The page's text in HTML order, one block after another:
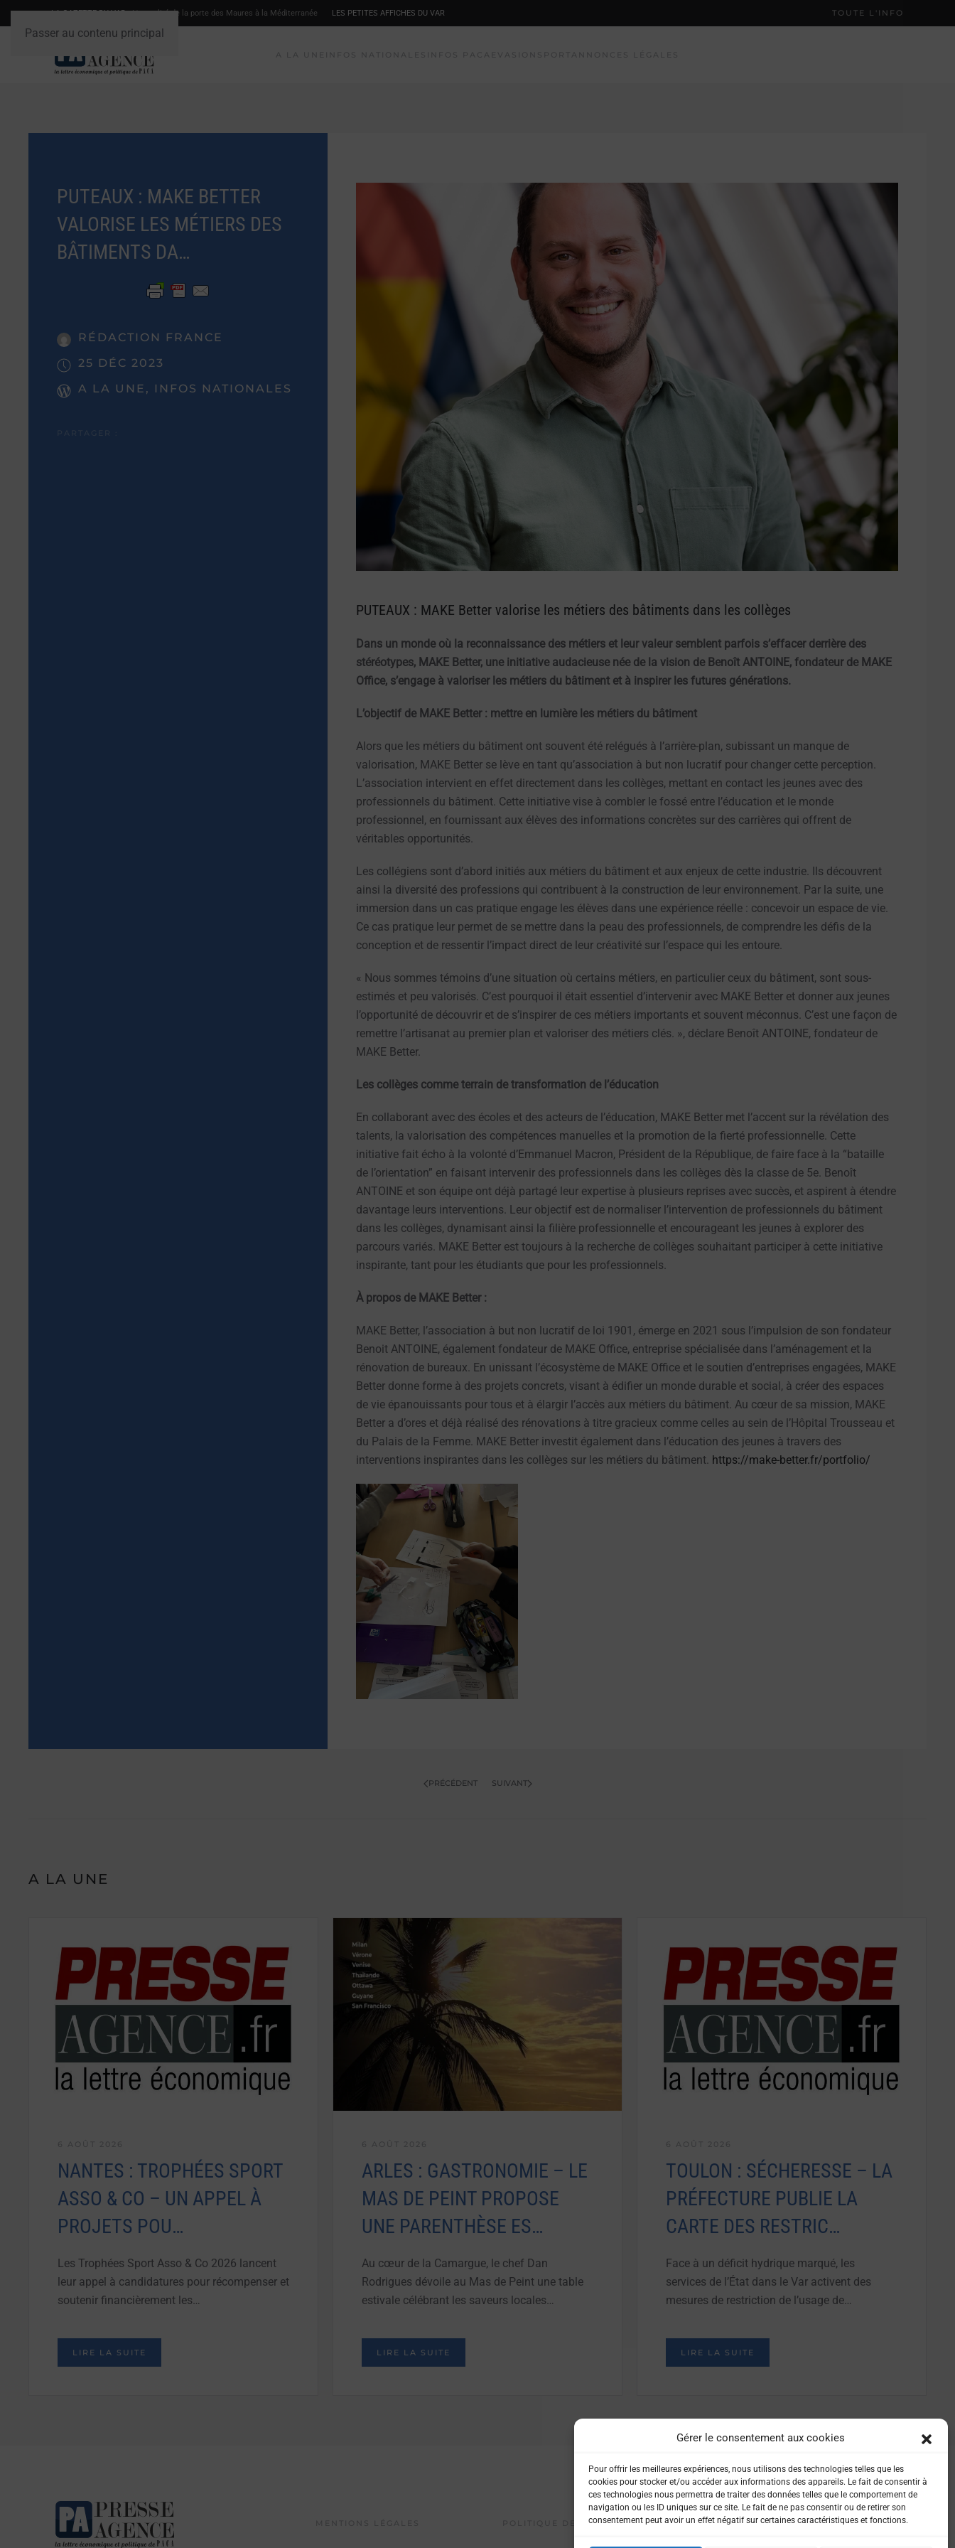
Gérer le consentement aux cookies
Pour offrir les meilleures expériences, nous utilisons des technologies telles que les
cookies pour stocker et/ou accéder aux informations des appareils. Le fait de consentir à
ces technologies nous permettra de traiter des données telles que le comportement de
navigation ou les ID uniques sur ce site. Le fait de ne pas consentir ou de retirer son
consentement peut avoir un effet négatif sur certaines caractéristiques et fonctions.
Passer au contenu principal
LA GAZETTE DU VAR- L'actualité de la porte des Maures à la Méditerranée LES PETITES AFFICHES DU VAR TOUTE L'INFO
PUTEAUX : MAKE BETTER
VALORISE LES MÉTIERS DES
BÂTIMENTS DA…
RÉDACTION FRANCE
25 DÉC 2023
A LA UNE, INFOS NATIONALES
PUTEAUX : MAKE Better valorise les métiers des bâtiments dans les collèges
Dans un monde où la reconnaissance des métiers et leur valeur semblent parfois s’effacer derrière des
stéréotypes, MAKE Better, une initiative audacieuse née de la vision de Benoît ANTOINE, fondateur de MAKE
Office, s’engage à valoriser les métiers du bâtiment et à inspirer les futures générations.
L’objectif de MAKE Better : mettre en lumière les métiers du bâtiment
Alors que les métiers du bâtiment ont souvent été relégués à l’arrière-plan, subissant un manque de
valorisation, MAKE Better se lève en tant qu’association à but non lucratif pour changer cette perception.
L’association intervient en effet directement dans les collèges, mettant en contact les jeunes avec des
professionnels du bâtiment. Cette initiative vise à combler le fossé entre l’éducation et le monde
professionnel, en fournissant aux élèves des informations concrètes sur des carrières qui offrent de
véritables opportunités.
Les collégiens sont d’abord initiés aux métiers du bâtiment et aux enjeux de cette industrie. Ils découvrent
ainsi la diversité des professions qui contribuent à la construction de leur environnement. Par la suite, une
immersion dans un cas pratique engage les élèves dans une expérience réelle : concevoir un espace de vie.
Ce cas pratique leur permet de se mettre dans la peau des professionnels, de comprendre les défis de la
conception et de ressentir l’impact direct de leur créativité sur l’espace qui les entoure.
« Nous sommes témoins d’une situation où certains métiers, en particulier ceux du bâtiment, sont sous-
estimés et peu valorisés. C’est pourquoi il était essentiel d’intervenir avec MAKE Better et donner aux jeunes
l’opportunité de découvrir et de s’inspirer de ces métiers importants et souvent méconnus. C’est une façon de
remettre l’artisanat au premier plan et valoriser des métiers clés. », déclare Benoît ANTOINE, fondateur de
MAKE Better.
Les collèges comme terrain de transformation de l’éducation
En collaborant avec des écoles et des acteurs de l’éducation, MAKE Better met l’accent sur la révélation des
talents, la valorisation des compétences manuelles et la promotion de la fierté professionnelle. Cette
initiative fait écho à la volonté d’Emmanuel Macron, Président de la République, de faire face à la “bataille
de l’orientation” en faisant intervenir des professionnels dans les collèges dès la classe de 5e. Benoît
ANTOINE et son équipe ont déjà partagé leur expertise à plusieurs reprises avec succès, et aspirent à étendre
davantage leurs interventions. Leur objectif est de normaliser l’intervention de professionnels du bâtiment
dans les collèges, dynamisant ainsi la filière professionnelle et encourageant les jeunes à explorer des
parcours variés. MAKE Better est toujours à la recherche de collèges souhaitant participer à cette initiative
inspirante, tant pour les étudiants que pour les professionnels.
À propos de MAKE Better :
MAKE Better, l’association à but non lucratif de loi 1901, émerge en 2021 sous l’impulsion de son fondateur
Benoit ANTOINE, également fondateur de MAKE Office, entreprise spécialisée dans l’aménagement et la
rénovation de bureaux. En unissant l’écosystème de MAKE Office et le soutien d’entreprises engagées, MAKE
Better donne forme à des projets concrets, visant à édifier un monde durable et social, à créer des espaces
de vie épanouissants pour tous et à élargir l’accès aux métiers du bâtiment. Au cœur de sa mission, MAKE
Better a d’ores et déjà réalisé des rénovations à titre gracieux comme celles au sein de l’Hôpital Trousseau et
du Palais de la Femme. MAKE Better investit également dans l’éducation des jeunes à travers des
interventions inspirantes dans les collèges sur les métiers du bâtiment. https://make-better.fr/portfolio/
PRÉCÉDENT SUIVANT
A LA UNE
NANTES : TROPHÉES SPORT
ASSO & CO – UN APPEL À
PROJETS POU…
Les Trophées Sport Asso & Co 2026 lancent
leur appel à candidatures pour récompenser et
soutenir financièrement les…
LIRE LA SUITE
ARLES : GASTRONOMIE – LE
MAS DE PEINT PROPOSE
UNE PARENTHÈSE ES…
Au cœur de la Camargue, le chef Dan
Rodrigues dévoile au Mas de Peint une table
estivale célébrant les saveurs locales…
LIRE LA SUITE
TOULON : SÉCHERESSE – LA
PRÉFECTURE PUBLIE LA
CARTE DES RESTRIC…
Face à un déficit hydrique marqué, les
services de l’État dans le Var activent des
mesures de restriction de l’usage de…
LIRE LA SUITE
POLITIQUE DE CONFIDENTIALITÉ